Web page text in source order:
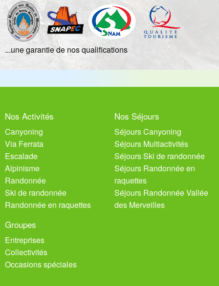
...une garantie de nos qualifications
Nos Activités
Canyoning
Via Ferrata
Escalade
Alpinisme
Randonnée
Ski de randonnée
Randonnée en raquettes
Nos Séjours
Séjours Canyoning
Séjours Multiactivités
Séjours Ski de randonnée
Séjours Randonnée en
raquettes
Séjours Randonnée Vallée
des Merveilles
Groupes
Entreprises
Collectivités
Occasions spéciales